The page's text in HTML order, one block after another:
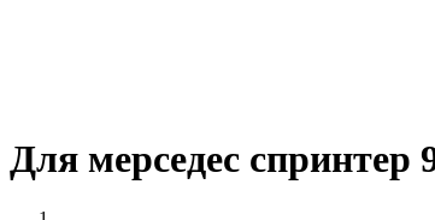
Для мерседес спринтер